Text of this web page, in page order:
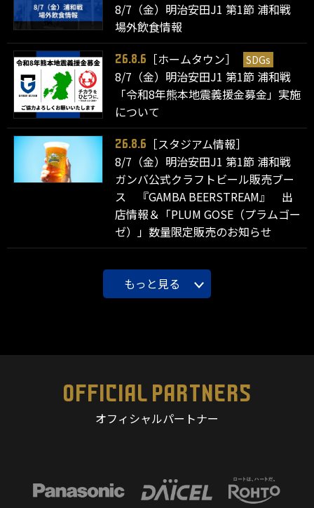
8/7（金）明治安田J1 第1節 浦和戦
場外飲食情報
26.8.6 ［ホームタウン］ SDGs
8/7（金）明治安田J1 第1節 浦和戦
「令和8年熊本地震義援金募金」実施
について
26.8.6
［スタジアム情報］
8/7（金）明治安田J1 第1節 浦和戦
ガンバ公式クラフトビール販売ブー
ス 『GAMBA BEERSTREAM』 出
店情報＆「PLUM GOSE（プラムゴー
ゼ）」数量限定販売のお知らせ
もっと見る
OFFICIAL PARTNERS
オフィシャルパートナー